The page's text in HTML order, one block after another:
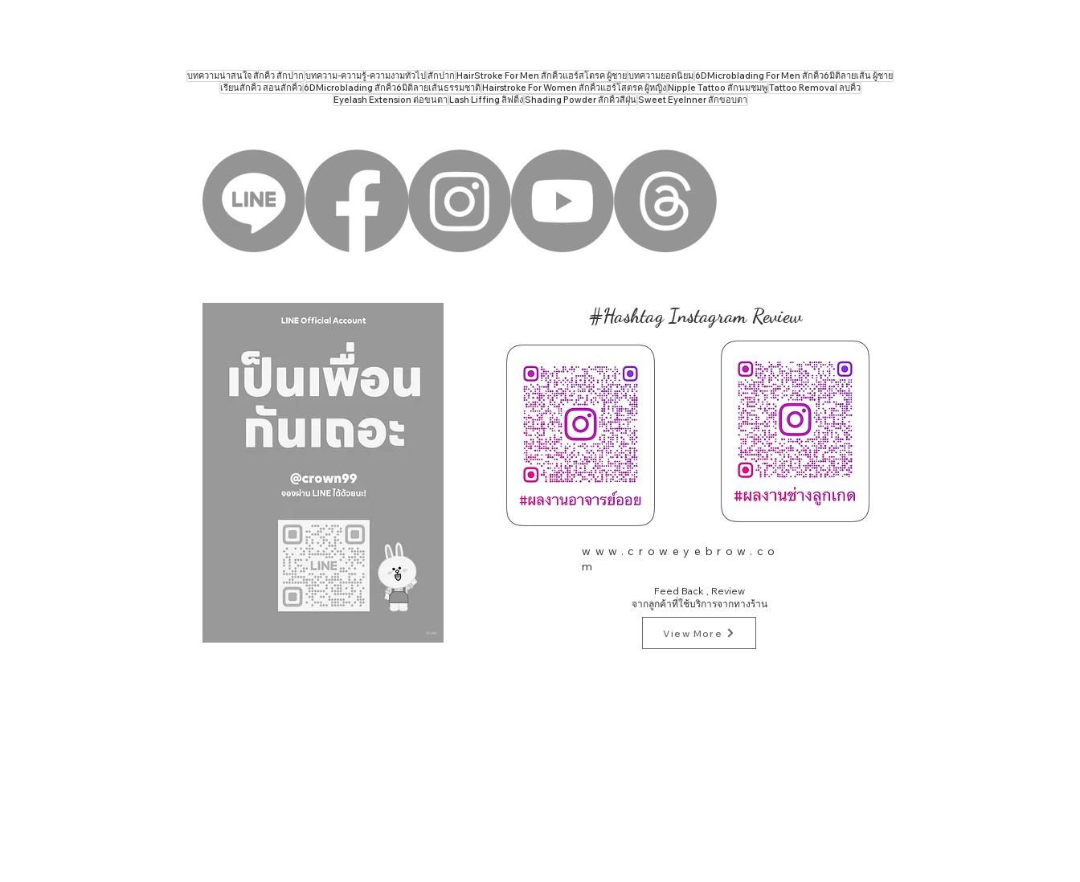
บทความน่าสนใจ สักคิ้ว สักปาก บทความ-ความรู้-ความงามทั่วไป สักปาก HairStroke For Men สักคิ้วแฮร์สโตรค ผู้ชายบทความยอดนิยม6DMicroblading For Men สักคิ้ว6มิติลายเส้น ผู้ชาย
เรียนสักคิ้ว สอนสักคิ้ว6DMicroblading สักคิ้ว6มิติลายเส้นธรรมชาติHairstroke For Women สักคิ้วแฮร์โสตรค ผู้หญิงNipple Tattoo สักนมชมพูTattoo ​Removal ลบคิ้ว
Eyelash Extension ต่อขนตาLash Liffing ลิฟติ้งShading Powder สักคิ้วสีฝุ่นSweet EyeInner สักขอบตา
#Hashtag Instagram Review
www.croweyebrow.co
m
Feed Back , Review
จากลูกค้าที่ใช้บริการจากทางร้าน
View More